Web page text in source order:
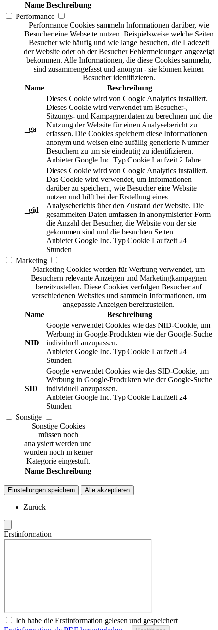
Name Beschreibung
Performance
Performance Cookies sammeln Informationen darüber, wie
Besucher eine Webseite nutzen. Beispielsweise welche Seiten
Besucher wie häufig und wie lange besuchen, die Ladezeit
der Website oder ob der Besucher Fehlermeldungen angezeigt
bekommen. Alle Informationen, die diese Cookies sammeln,
sind zusammengefasst und anonym - sie können keinen
Besucher identifizieren.
Name
Beschreibung
_ga
Dieses Cookie wird von Google Analytics installiert.
Dieses Cookie wird verwendet um Besucher-,
Sitzungs- und Kampagnendaten zu berechnen und die
Nutzung der Website für einen Analysebericht zu
erfassen. Die Cookies speichern diese Informationen
anonym und weisen eine zufällig generierte Nummer
Besuchern zu um sie eindeutig zu identifizieren.
Anbieter Google Inc. Typ Cookie Laufzeit 2 Jahre
_gid
Dieses Cookie wird von Google Analytics installiert.
Das Cookie wird verwendet, um Informationen
darüber zu speichern, wie Besucher eine Website
nutzen und hilft bei der Erstellung eines
Analyseberichts über den Zustand der Website. Die
gesammelten Daten umfassen in anonymisierter Form
die Anzahl der Besucher, die Website von der sie
gekommen sind und die besuchten Seiten.
Anbieter Google Inc. Typ Cookie Laufzeit 24
Stunden
Marketing
Marketing Cookies werden für Werbung verwendet, um
Besuchern relevante Anzeigen und Marketingkampagnen
bereitzustellen. Diese Cookies verfolgen Besucher auf
verschiedenen Websites und sammeln Informationen, um
angepasste Anzeigen bereitzustellen.
Name
Beschreibung
NID
Google verwendet Cookies wie das NID-Cookie, um
Werbung in Google-Produkten wie der Google-Suche
individuell anzupassen.
Anbieter Google Inc. Typ Cookie Laufzeit 24
Stunden
SID
Google verwendet Cookies wie das SID-Cookie, um
Werbung in Google-Produkten wie der Google-Suche
individuell anzupassen.
Anbieter Google Inc. Typ Cookie Laufzeit 24
Stunden
Sonstige
Sonstige Cookies
müssen noch
analysiert werden und
wurden noch in keiner
Kategorie eingestuft.
Name Beschreibung
Einstellungen speichern Alle akzeptieren
Zurück
Erstinformation
Ich habe die Erstinformation gelesen und gespeichert